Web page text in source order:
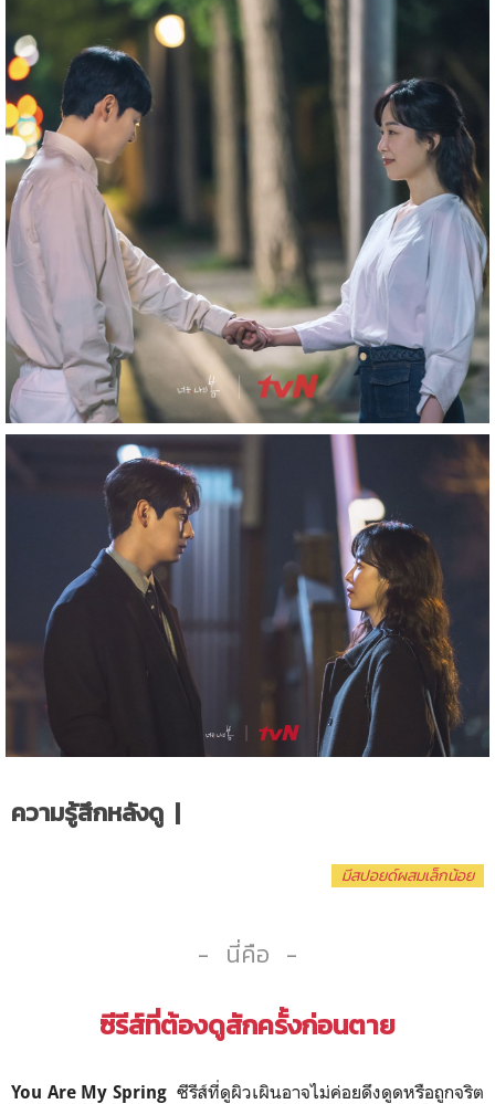
ความรู้สึกหลังดู |
มีสปอยด์ผสมเล็กน้อย
- นี่คือ -
ซีรีส์ที่ต้องดูสักครั้งก่อนตาย
You Are My Springซีรีส์ที่ดูผิวเผินอาจไม่ค่อยดึงดูดหรือถูกจริต